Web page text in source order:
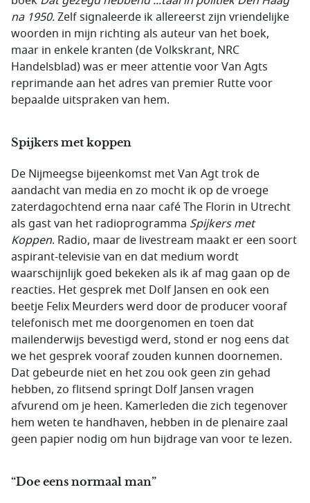
na 1950.Zelf signaleerde ik allereerst zijn vriendelijke
woorden in mijn richting als auteur van het boek,
maar in enkele kranten (de Volkskrant, NRC
Handelsblad) was er meer attentie voor Van Agts
reprimande aan het adres van premier Rutte voor
bepaalde uitspraken van hem.
Spijkers met koppen
De Nijmeegse bijeenkomst met Van Agt trok de
aandacht van media en zo mocht ik op de vroege
zaterdagochtend erna naar café The Florin in Utrecht
als gast van het radioprogramma Spijkers met
Koppen. Radio, maar de livestream maakt er een soort
aspirant-televisie van en dat medium wordt
waarschijnlijk goed bekeken als ik af mag gaan op de
reacties. Het gesprek met Dolf Jansen en ook een
beetje Felix Meurders werd door de producer vooraf
telefonisch met me doorgenomen en toen dat
mailenderwijs bevestigd werd, stond er nog eens dat
we het gesprek vooraf zouden kunnen doornemen.
Dat gebeurde niet en het zou ook geen zin gehad
hebben, zo flitsend springt Dolf Jansen vragen
afvurend om je heen. Kamerleden die zich tegenover
hem weten te handhaven, hebben in de plenaire zaal
geen papier nodig om hun bijdrage van voor te lezen.
“Doe eens normaal man”